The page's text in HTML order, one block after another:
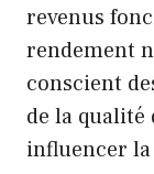
revenus
rendement
conscient
de la qualité
influencer